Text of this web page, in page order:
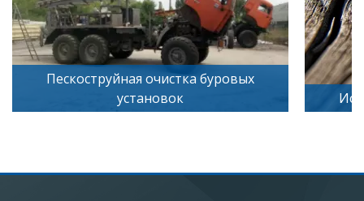
Пескоструйная очистка буровых
установок